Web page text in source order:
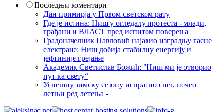
Последњи коментари
Дан примирја у Првом светском рату
Где је истина: Ниш у огледалу протеста - млади,
грађани и ВЛАСТ пред испитом поверења
Градоначелник Павловић најавио изградњу гасне
електране: Ниш добија стабилну енергију и
јефтиније грејање
Академик Светислав Божић: "Ниш ми је отворио
пут ка свету“
Успешну зимску сезону испратио снег, почео
летњи ред летења -